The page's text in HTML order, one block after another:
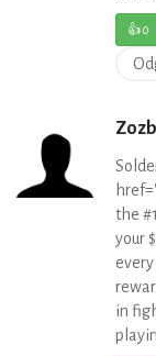
👍0
the
your
in